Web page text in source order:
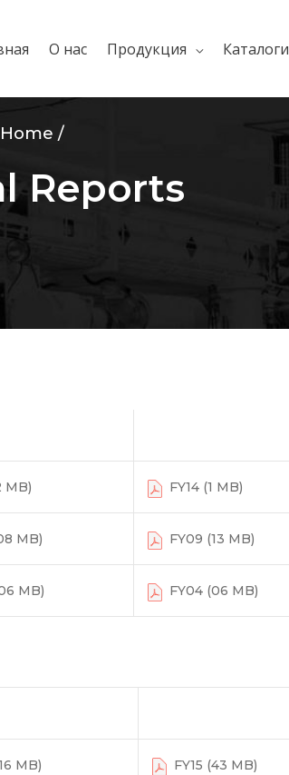
О нас Продукция Каталоги
Home /
Reports
MB) FY14 (1 MB)
MB) FY09 (13 MB)
MB) FY04 (06 MB)
MB) FY15 (43 MB)